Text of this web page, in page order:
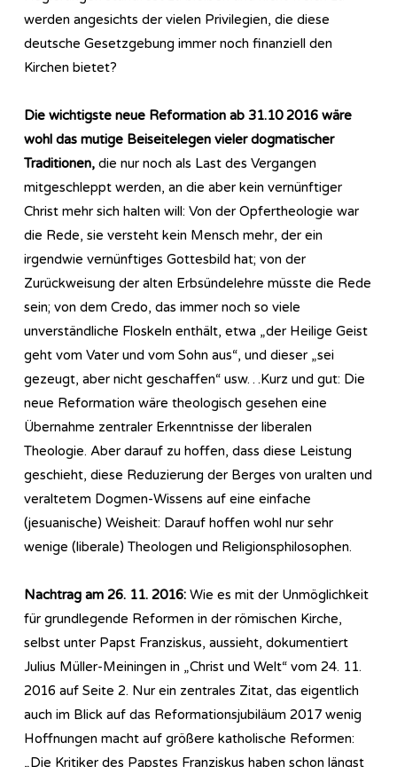
werden angesichts der vielen Privilegien, die diese
deutsche Gesetzgebung immer noch finanziell den
Kirchen bietet?
Die wichtigste neue Reformation ab 31.10 2016 wäre
wohl das mutige Beiseitelegen vieler dogmatischer
Traditionen, die nur noch als Last des Vergangen
mitgeschleppt werden, an die aber kein vernünftiger
Christ mehr sich halten will: Von der Opfertheologie war
die Rede, sie versteht kein Mensch mehr, der ein
irgendwie vernünftiges Gottesbild hat; von der
Zurückweisung der alten Erbsündelehre müsste die Rede
sein; von dem Credo, das immer noch so viele
unverständliche Floskeln enthält, etwa „der Heilige Geist
geht vom Vater und vom Sohn aus“, und dieser „sei
gezeugt, aber nicht geschaffen“ usw…Kurz und gut: Die
neue Reformation wäre theologisch gesehen eine
Übernahme zentraler Erkenntnisse der liberalen
Theologie. Aber darauf zu hoffen, dass diese Leistung
geschieht, diese Reduzierung der Berges von uralten und
veraltetem Dogmen-Wissens auf eine einfache
(jesuanische) Weisheit: Darauf hoffen wohl nur sehr
wenige (liberale) Theologen und Religionsphilosophen.
Nachtrag am 26. 11. 2016: Wie es mit der Unmöglichkeit
für grundlegende Reformen in der römischen Kirche,
selbst unter Papst Franziskus, aussieht, dokumentiert
Julius Müller-Meiningen in „Christ und Welt“ vom 24. 11.
2016 auf Seite 2. Nur ein zentrales Zitat, das eigentlich
auch im Blick auf das Reformationsjubiläum 2017 wenig
Hoffnungen macht auf größere katholische Reformen:
„Die Kritiker des Papstes Franziskus haben schon längst